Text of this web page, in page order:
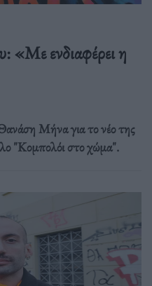
«Με ενδιαφέρει η
Μήνα για το νέο της
"Κομπολόι στο χώμα".